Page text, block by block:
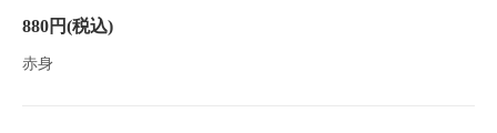
880円(税込)
赤身